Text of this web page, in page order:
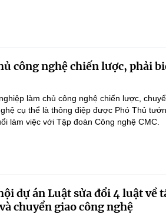
công nghệ chiến lược, phải
làm chủ công nghệ chiến lược,
cụ thể là thông điệp được Phó Thủ
làm việc với Tập đoàn Công nghệ CMC.
dự án Luật sửa đổi 4 luật về
chuyển giao công nghệ